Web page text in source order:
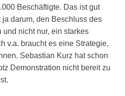
Beschäftigte. Das ist gut
darum, den Beschluss des
nicht nur, ein starkes
v.a. braucht es eine Strategie,
Sebastian Kurz hat schon
Demonstration nicht bereit zu